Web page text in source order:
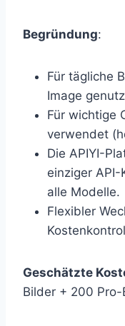
Begründung:
Für tägliche
Image
Für wichtige
verwendet
Die APIYI-
einziger
alle Modelle.
Flexibler
Geschätzte
Bilder + 200